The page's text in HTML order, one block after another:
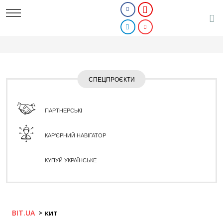
СПЕЦПРОЄКТИ
ПАРТНЕРСЬКІ
КАР'ЄРНИЙ НАВІГАТОР
КУПУЙ УКРАЇНСЬКЕ
BIT.UA кит